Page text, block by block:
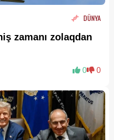
DÜNYA
zamanı zolaqdan
0 0